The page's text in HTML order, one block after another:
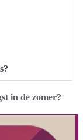
in de zomer?